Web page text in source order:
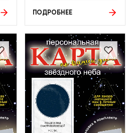
ПОДРОБНЕЕ